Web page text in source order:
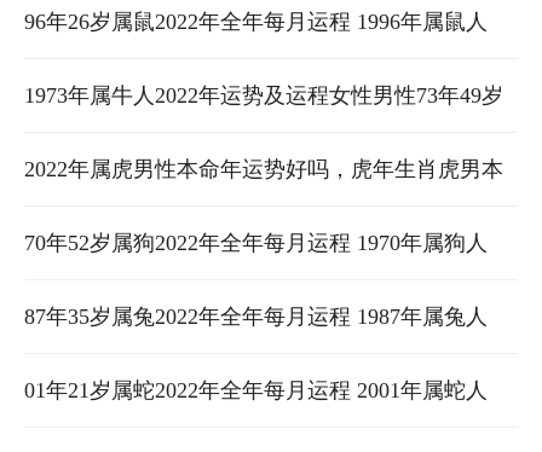
运
2022年运势及运程女性男性 八四年鼠今年运程
96年26岁属鼠2022年全年每月运程 1996年属鼠人
2022年运势及运程女性男性 96年鼠2022年每月运程
月运程
1973年属牛人2022年运势及运程女性男性73年49岁
属牛2022本命年每月运程 1973年属牛的女人2022年
运势
2022年属虎男性本命年运势好吗，虎年生肖虎男本
命年戴什么转运 属虎2022年运势及运程男性
70年52岁属狗2022年全年每月运程 1970年属狗人
2022年运势及运程女性男性 70年属狗52岁2022运势
87年35岁属兔2022年全年每月运程 1987年属兔人
2022年运势及运程女性男性 87年属兔35岁2021运势
01年21岁属蛇2022年全年每月运程 2001年属蛇人